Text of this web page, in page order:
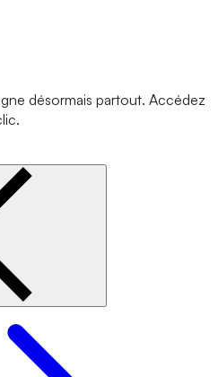
désormais partout. Accédez